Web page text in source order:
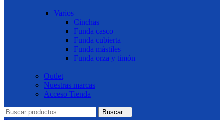
Varios
Cinchas
Funda casco
Funda cubierta
Funda mástiles
Funda orza y timón
Outlet
Nuestras marcas
Acceso Tienda
Buscar...